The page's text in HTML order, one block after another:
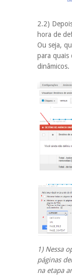
2.2)
hora de
Ou seja,
para quais
dinâmicos.
1) Nessa
páginas
na etapa